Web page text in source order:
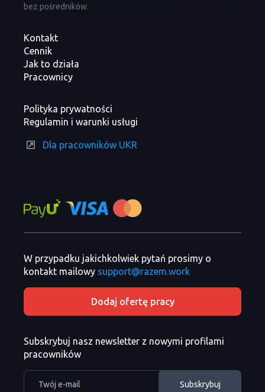
bez pośredników.
Kontakt
Cennik
Jak to działa
Pracownicy
Polityka prywatności
Regulamin i warunki usługi
Dla pracowników UKR
W przypadku jakichkolwiek pytań prosimy o
kontakt mailowy support@razem.work
Dodaj ofertę pracy
Subskrybuj nasz newsletter z nowymi profilami
pracowników